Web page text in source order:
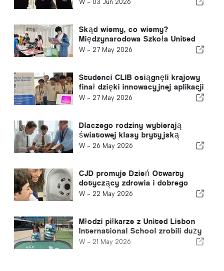
W - 03 Jun 2026
Skąd wiemy, co wiemy?
Międzynarodowa Szkoła United
Lisbon gospodarzem dorocznej
W - 27 May 2026
Studenci CLIB osiągnęli krajowy
finał dzięki innowacyjnej aplikacji
edukacyjnej
W - 27 May 2026
Dlaczego rodziny wybierają
światowej klasy brytyjską
edukację za granicą: 5
W - 26 May 2026
CJD promuje Dzień Otwarty
dotyczący zdrowia i dobrego
samopoczucia
W - 22 May 2026
Młodzi piłkarze z United Lisbon
International School zrobili duży
krok w kierunku ścieżki
W - 21 May 2026